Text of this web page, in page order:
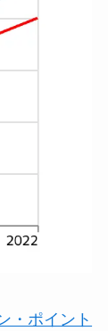
・ポイント